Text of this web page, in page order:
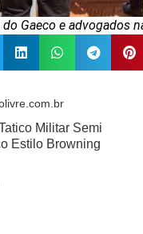
Gaeco e advogados
Militar Semi
Estilo Browning